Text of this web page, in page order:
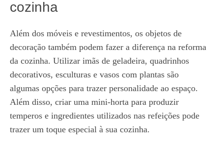
cozinha
Além dos móveis e revestimentos, os objetos de
decoração também podem fazer a diferença na reforma
da cozinha. Utilizar imãs de geladeira, quadrinhos
decorativos, esculturas e vasos com plantas são
algumas opções para trazer personalidade ao espaço.
Além disso, criar uma mini-horta para produzir
temperos e ingredientes utilizados nas refeições pode
trazer um toque especial à sua cozinha.